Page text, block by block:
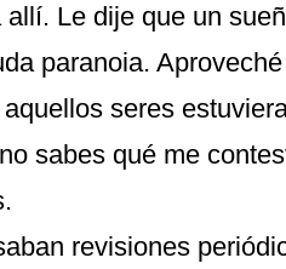
Le dije que un
paranoia.
seres
sabes qué me
revisiones